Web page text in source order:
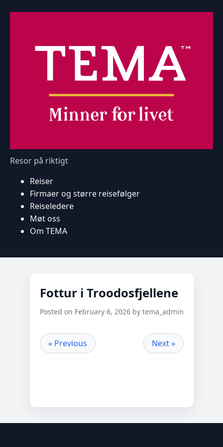
Resor på riktigt
Reiser
Firmaer og større reisefølger
Reiseledere
Møt oss
Om TEMA
Fottur i Troodosfjellene
Posted on February 6, 2026 by tema_admin
« Previous Next »